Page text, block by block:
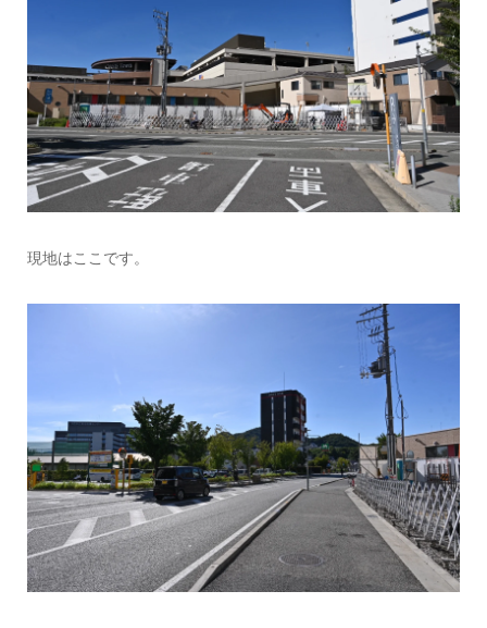
現地はここです。